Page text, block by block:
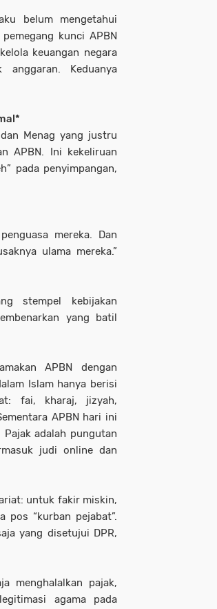
belum mengetahui
kunci APBN
keuangan negara
Keduanya
Menag yang justru
APBN. Ini kekeliruan
pada penyimpangan,
mereka. Dan
ulama mereka.”
stempel kebijakan
yang batil
APBN dengan
Islam hanya berisi
fai, kharaj, jizyah,
APBN hari ini
adalah pungutan
judi online dan
untuk fakir miskin,
“kurban pejabat”.
yang disetujui DPR,
menghalalkan pajak,
agama pada